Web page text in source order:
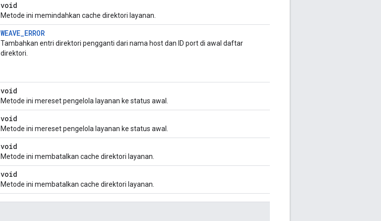
void
Metode ini memindahkan cache direktori layanan.
WEAVE_ERROR
Tambahkan entri direktori pengganti dari nama host dan ID port di awal daftar
direktori.
void
Metode ini mereset pengelola layanan ke status awal.
void
Metode ini mereset pengelola layanan ke status awal.
void
Metode ini membatalkan cache direktori layanan.
void
Metode ini membatalkan cache direktori layanan.